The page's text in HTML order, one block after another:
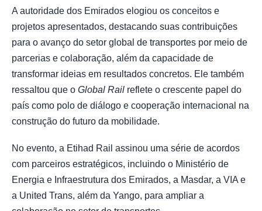
A autoridade dos Emirados elogiou os conceitos e
projetos apresentados, destacando suas contribuições
para o avanço do setor global de transportes por meio de
parcerias e colaboração, além da capacidade de
transformar ideias em resultados concretos. Ele também
ressaltou que o Global Rail reflete o crescente papel do
país como polo de diálogo e cooperação internacional na
construção do futuro da mobilidade.
No evento, a Etihad Rail assinou uma série de acordos
com parceiros estratégicos, incluindo o Ministério de
Energia e Infraestrutura dos Emirados, a Masdar, a VIA e
a United Trans, além da Yango, para ampliar a